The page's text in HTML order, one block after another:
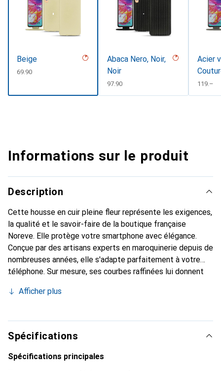
Beige
CHF
69.90
Abaca Nero, Noir,
Noir
CHF
97.90
Acier
CHF
119.–
Informations sur le produit
Description
Cette housse en cuir pleine fleur représente les exigences,
la qualité et le savoir-faire de la boutique française
Noreve. Elle protège votre smartphone avec élégance.
Conçue par des artisans experts en maroquinerie depuis de
nombreuses années, elle s'adapte parfaitement à votre
téléphone. Sur mesure, ses courbes raffinées lui donnent
et indispensable de votre smartphone. Reconnaître
marque Noreve est un choix sûr pour une clientèle
exigeante.
Afficher plus
Spécifications
Spécifications principales